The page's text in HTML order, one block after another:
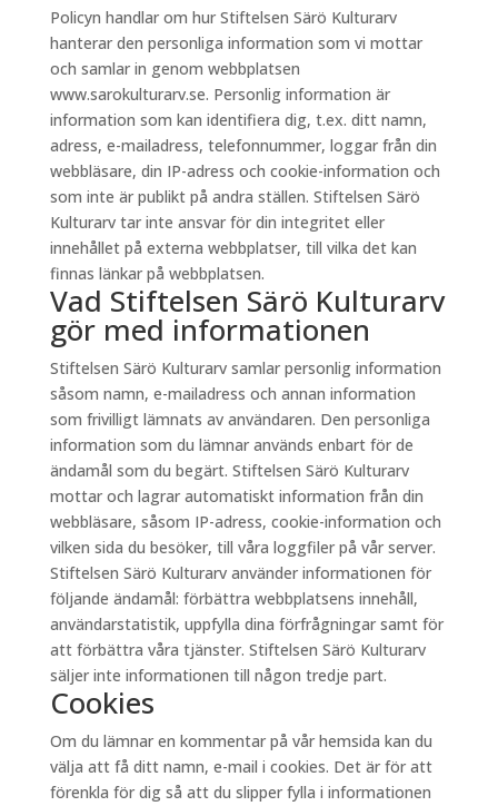
Policyn handlar om hur Stiftelsen Särö Kulturarv
hanterar den personliga information som vi mottar
och samlar in genom webbplatsen
www.sarokulturarv.se. Personlig information är
information som kan identifiera dig, t.ex. ditt namn,
adress, e-mailadress, telefonnummer, loggar från din
webbläsare, din IP-adress och cookie-information och
som inte är publikt på andra ställen. Stiftelsen Särö
Kulturarv tar inte ansvar för din integritet eller
innehållet på externa webbplatser, till vilka det kan
finnas länkar på webbplatsen.
Vad Stiftelsen Särö Kulturarv
gör med informationen
Stiftelsen Särö Kulturarv samlar personlig information
såsom namn, e-mailadress och annan information
som frivilligt lämnats av användaren. Den personliga
information som du lämnar används enbart för de
ändamål som du begärt. Stiftelsen Särö Kulturarv
mottar och lagrar automatiskt information från din
webbläsare, såsom IP-adress, cookie-information och
vilken sida du besöker, till våra loggfiler på vår server.
Stiftelsen Särö Kulturarv använder informationen för
följande ändamål: förbättra webbplatsens innehåll,
användarstatistik, uppfylla dina förfrågningar samt för
att förbättra våra tjänster. Stiftelsen Särö Kulturarv
säljer inte informationen till någon tredje part.
Cookies
Om du lämnar en kommentar på vår hemsida kan du
välja att få ditt namn, e-mail i cookies. Det är för att
förenkla för dig så att du slipper fylla i informationen